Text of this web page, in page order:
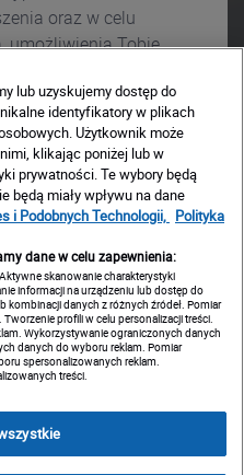
oraz w celu
umożliwienia Tobie
oraz przesyłania
W związku z
prawo dostępu do
poprawiania,
do ograniczenia ich
sprzeciwić się
danych – będzie
z udziału w
– z otrzymywania
temat). Więcej
Twoich danych
.
events from this host
lub uzyskujemy dostęp do
identyfikatory w plikach
Użytkownik może
klikając poniżej lub w
prywatności. Te wybory będą
będą miały wpływu na dane
i Podobnych Technologii, Polityka
dane w celu zapewnienia:
skanowanie charakterystyki
informacji na urządzeniu lub dostęp do
kombinacji danych z różnych źródeł. Pomiar
profili w celu personalizacji treści.
Wykorzystywanie ograniczonych danych
danych do wyboru reklam. Pomiar
spersonalizowanych reklam.
treści.